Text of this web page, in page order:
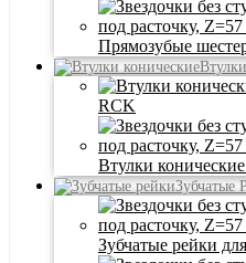
Прямозубые
RCK
Втулки
Зубчатые
Зубчатые рейки